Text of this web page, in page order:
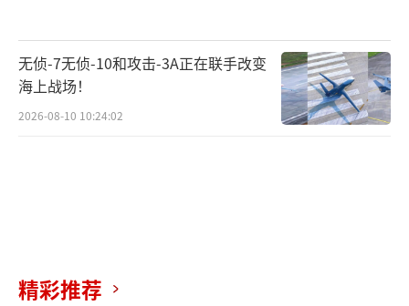
无侦-7无侦-10和攻击-3A正在联手改变
海上战场！
2026-08-10 10:24:02
精彩推荐